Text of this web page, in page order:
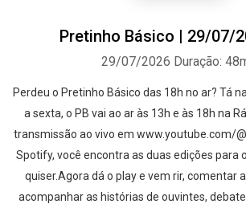
Pretinho Básico | 29/07/
29/07/2026 Duração:
Perdeu o Pretinho Básico das 18h no ar? Tá
a sexta, o PB vai ao ar às 13h e às 18h na
transmissão ao vivo em www.youtube.com/
Spotify, você encontra as duas edições para
quiser.Agora dá o play e vem rir, comentar
acompanhar as histórias de ouvintes,